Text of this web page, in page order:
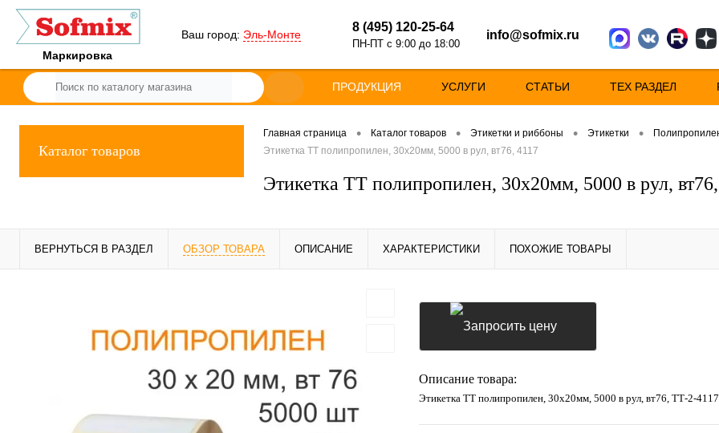
Маркировка
Ваш город: Эль-Монте
8 (495) 120-25-64
ПН-ПТ с 9:00 до 18:00
info@sofmix.ru
ПРОДУКЦИЯ УСЛУГИ СТАТЬИ ТЕХ РАЗДЕЛ
Каталог товаров
Главная страница • Каталог товаров • Этикетки и риббоны • Этикетки •
Этикетка ТТ полипропилен, 30х20мм, 5000 в рул, вт76, 4117
Этикетка ТТ полипропилен, 30х20мм, 5000 в рул,
ВЕРНУТЬСЯ В РАЗДЕЛ ОБЗОР ТОВАРА ОПИСАНИЕ ХАРАКТЕРИСТИКИ ПОХОЖИЕ ТОВАРЫ
Запросить цену
Описание товара:
Этикетка ТТ полипропилен, 30х20мм, 5000 в рул, вт76, TТ-2-